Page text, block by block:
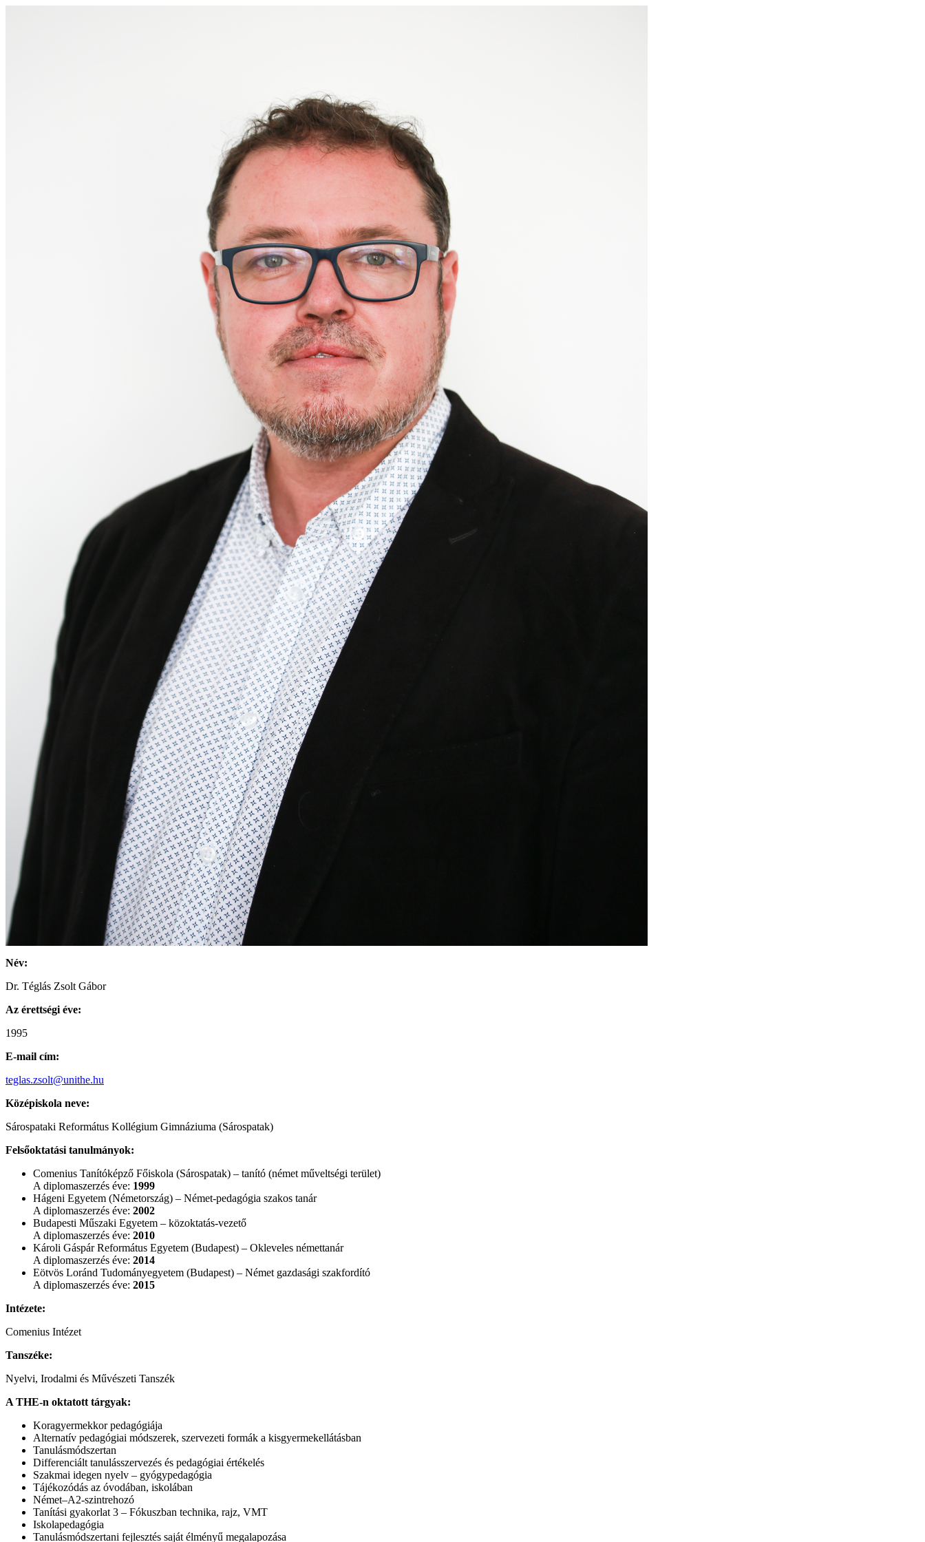
Név:
Dr. Téglás Zsolt Gábor
Az érettségi éve:
1995
E-mail cím:
teglas.zsolt@unithe.hu
Középiskola neve:
Sárospataki Református Kollégium Gimnáziuma (Sárospatak)
Felsőoktatási tanulmányok:
Comenius Tanítóképző Főiskola (Sárospatak) – tanító (német műveltségi terület)
A diplomaszerzés éve: 1999
Hágeni Egyetem (Németország) – Német-pedagógia szakos tanár
A diplomaszerzés éve: 2002
Budapesti Műszaki Egyetem – közoktatás-vezető
A diplomaszerzés éve: 2010
Károli Gáspár Református Egyetem (Budapest) – Okleveles némettanár
A diplomaszerzés éve: 2014
Eötvös Loránd Tudományegyetem (Budapest) – Német gazdasági szakfordító
A diplomaszerzés éve: 2015
Intézete:
Comenius Intézet
Tanszéke:
Nyelvi, Irodalmi és Művészeti Tanszék
A THE-n oktatott tárgyak:
Koragyermekkor pedagógiája
Alternatív pedagógiai módszerek, szervezeti formák a kisgyermekellátásban
Tanulásmódszertan
Differenciált tanulásszervezés és pedagógiai értékelés
Szakmai idegen nyelv – gyógypedagógia
Tájékozódás az óvodában, iskolában
Német–A2-szintrehozó
Tanítási gyakorlat 3 – Fókuszban technika, rajz, VMT
Iskolapedagógia
Tanulásmódszertani fejlesztés saját élményű megalapozása